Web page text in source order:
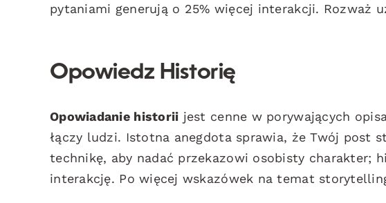
pytaniami generują o 25% więcej interakcji. Rozważ
Opowiedz Historię
Opowiadanie historii jest cenne w porywających
łączy ludzi. Istotna anegdota sprawia, że Twój post
technikę, aby nadać przekazowi osobisty charakter;
interakcję. Po więcej wskazówek na temat